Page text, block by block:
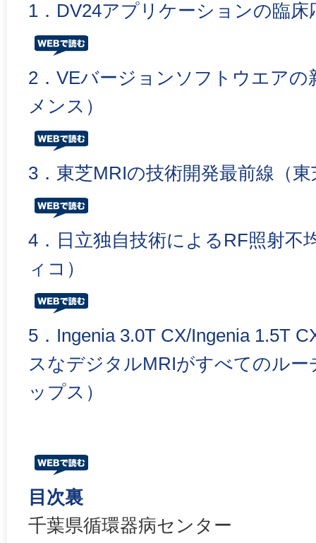
1．DV24アプリケーションの臨床
2．VEバージョンソフトウエアの
メンス）
3．東芝MRIの技術開発最前線（東
4．日立独自技術によるRF照射不
ィコ）
5．Ingenia 3.0T CX/Ingenia 1.5T
スなデジタルMRIがすべてのル
ップス）
目次裏
千葉県循環器病センター